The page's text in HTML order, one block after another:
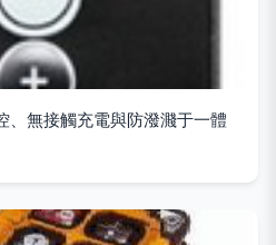
、無接觸充電與防潑濺于一體